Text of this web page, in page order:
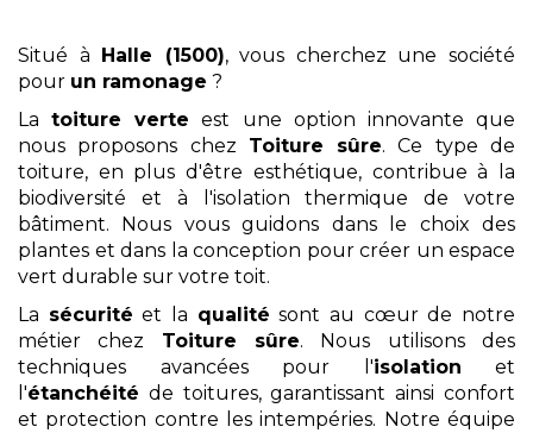
Situé à Halle (1500), vous cherchez une société
pour un ramonage ?
Latoiture verte est une option innovante que
nous proposons chez Toiture sûre. Ce type de
toiture, en plus d'être esthétique, contribue à la
biodiversité et à l'isolation thermique de votre
bâtiment. Nous vous guidons dans le choix des
plantes et dans la conception pour créer un espace
vert durable sur votre toit.
La sécurité et la qualité sont au cœur de notre
métier chez Toiture sûre. Nous utilisons des
techniques avancées pour l'isolation et
l'étanchéité de toitures, garantissant ainsi confort
et protection contre les intempéries. Notre équipe